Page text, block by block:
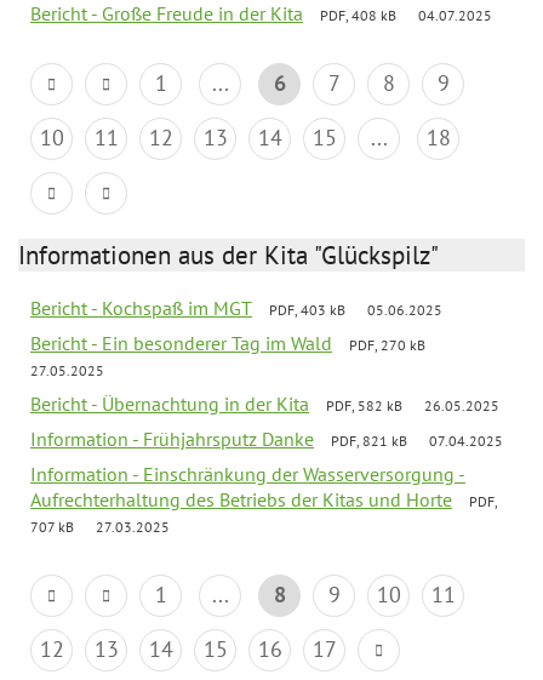
Bericht - Große Freude in der Kita PDF, 408 kB 04.07.2025
1 ... 6 7 8
9
10
11 12 13 14 15 ... 18
Informationen aus der Kita "Glückspilz"
Bericht - Kochspaß im MGT PDF, 403 kB 05.06.2025
Bericht - Ein besonderer Tag im Wald
PDF, 270 kB
27.05.2025
Bericht - Übernachtung in der Kita PDF, 582 kB 26.05.2025
Information - Frühjahrsputz Danke PDF, 821 kB 07.04.2025
Information - Einschränkung der Wasserversorgung -
Aufrechterhaltung des Betriebs der Kitas und Horte
PDF,
707 kB
27.03.2025
1 ... 8 9 10
11
12
13 14 15 16 17